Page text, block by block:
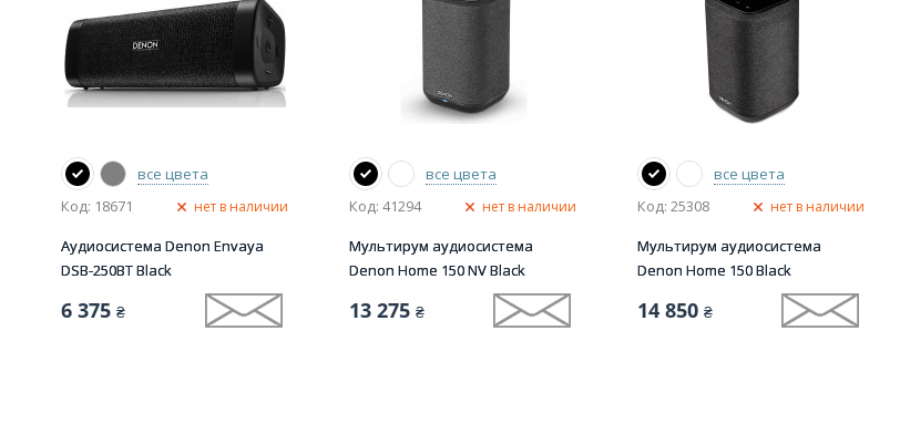
все цвета
Код: 18671
нет в наличии
Аудиосистема Denon Envaya
DSB-250BT Black
6 375 ₴
все цвета
Код: 41294
нет в наличии
Мультирум аудиосистема
Denon Home 150 NV Black
13 275 ₴
все цвета
Код: 25308
нет в наличии
Мультирум аудиосистема
Denon Home 150 Black
14 850 ₴